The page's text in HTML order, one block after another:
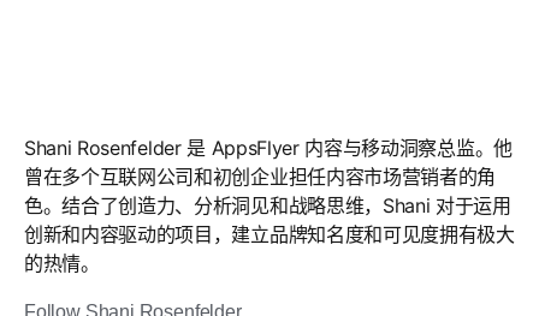
Shani Rosenfelder 是 AppsFlyer 内容与移动洞察总监。他
曾在多个互联网公司和初创企业担任内容市场营销者的角
色。结合了创造力、分析洞见和战略思维，Shani 对于运用
创新和内容驱动的项目，建立品牌知名度和可见度拥有极大
的热情。
Follow Shani Rosenfelder